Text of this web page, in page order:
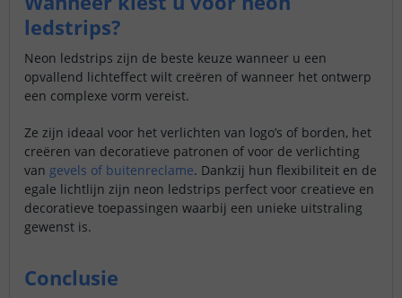
ledstrips?
Neon ledstrips zijn de beste keuze wanneer u een
opvallend lichteffect wilt creëren of wanneer het ontwerp
een complexe vorm vereist.
Ze zijn ideaal voor het verlichten van logo’s of borden, het
creëren van decoratieve patronen of voor de verlichting
van gevels of buitenreclame. Dankzij hun flexibiliteit en de
egale lichtlijn zijn neon ledstrips perfect voor creatieve en
decoratieve toepassingen waarbij een unieke uitstraling
gewenst is.
Conclusie